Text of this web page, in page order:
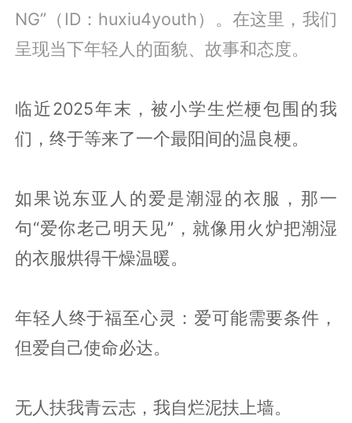
NG”（ID：huxiu4youth）。在这里，我们
呈现当下年轻人的面貌、故事和态度。
临近2025年末，被小学生烂梗包围的我
们，终于等来了一个最阳间的温良梗。
如果说东亚人的爱是潮湿的衣服，那一
句“爱你老己明天见”，就像用火炉把潮湿
的衣服烘得干燥温暖。
年轻人终于福至心灵：爱可能需要条件，
但爱自己使命必达。
无人扶我青云志，我自烂泥扶上墙。